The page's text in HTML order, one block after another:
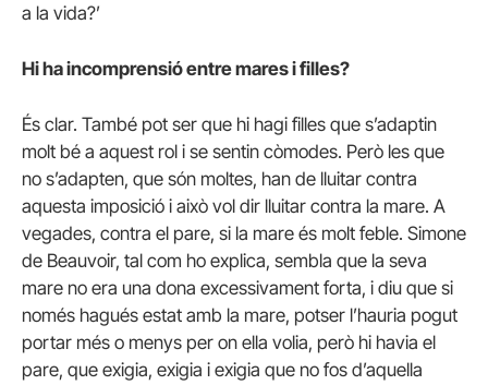
a la vida?’
Hi ha incomprensió entre mares i filles?
És clar. També pot ser que hi hagi filles que s’adaptin
molt bé a aquest rol i se sentin còmodes. Però les que
no s’adapten, que són moltes, han de lluitar contra
aquesta imposició i això vol dir lluitar contra la mare. A
vegades, contra el pare, si la mare és molt feble. Simone
de Beauvoir, tal com ho explica, sembla que la seva
mare no era una dona excessivament forta, i diu que si
només hagués estat amb la mare, potser l’hauria pogut
portar més o menys per on ella volia, però hi havia el
pare, que exigia, exigia i exigia que no fos d’aquella